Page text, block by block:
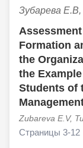
Зубарева Е.В,
Formation
the
the
Students of
Zubareva E.V,
Страницы 3-12